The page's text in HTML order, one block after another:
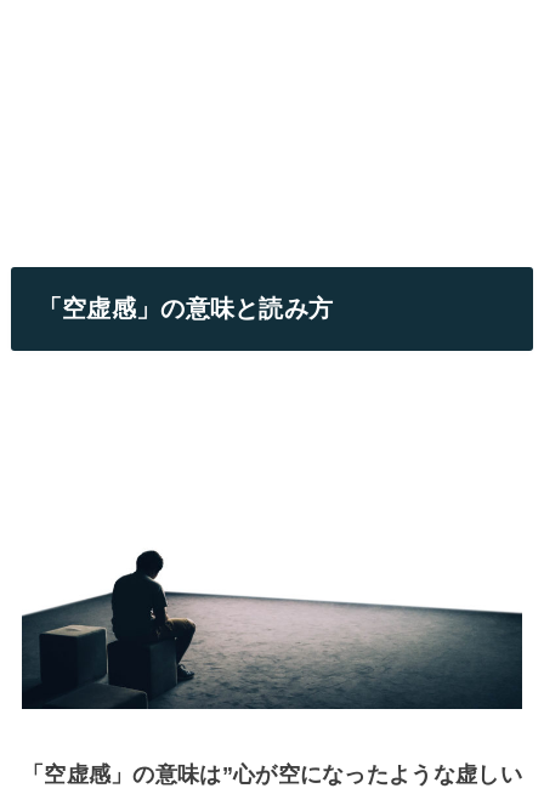
「空虚感」の意味と読み方
「空虚感」の意味は”心が空になったような虚しい